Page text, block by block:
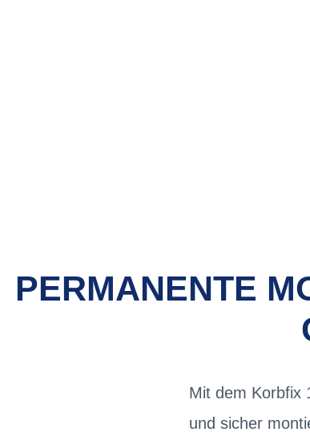
PERMANENTE
Mit dem Korbfix
und sicher